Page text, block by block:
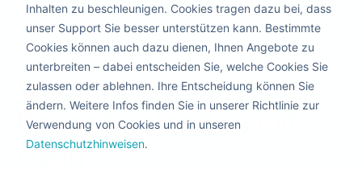
Warum eine
Dekontamination
Ozon?
Inhalten zu beschleunigen. Cookies tragen dazu bei, dass
unser Support Sie besser unterstützen kann. Bestimmte
Cookies können auch dazu dienen, Ihnen Angebote zu
unterbreiten – dabei entscheiden Sie, welche Cookies Sie
zulassen oder ablehnen. Ihre Entscheidung können Sie
ändern. Weitere Infos finden Sie in unserer Richtlinie zur
Verwendung von Cookies und in unseren
Datenschutzhinweisen.